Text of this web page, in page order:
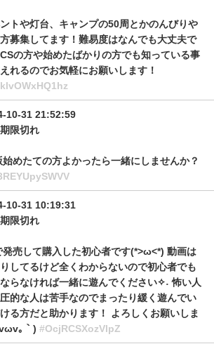
トや灯台、キャンプの50周とかのんびりや
募集してます！難易度はなんでも大丈夫で
の方や始めたばかりの方でも知っている事
れるのでお気軽にお願いします！
10-31 21:52:59
限切れ
始めたての方よかったら一緒にしませんか？
10-31 10:19:31
限切れ
発売して購入した初心者です(*>ω<*) 動画は
してるけど全くわからないので初心者でも
らなければ一緒に遊んでください✧˖ 怖い人
的な人は苦手なのでまったり緩く遊んでい
る方だと助かります！ よろしくお願いしま
｡｀) #OcjRCSXozVlpZ